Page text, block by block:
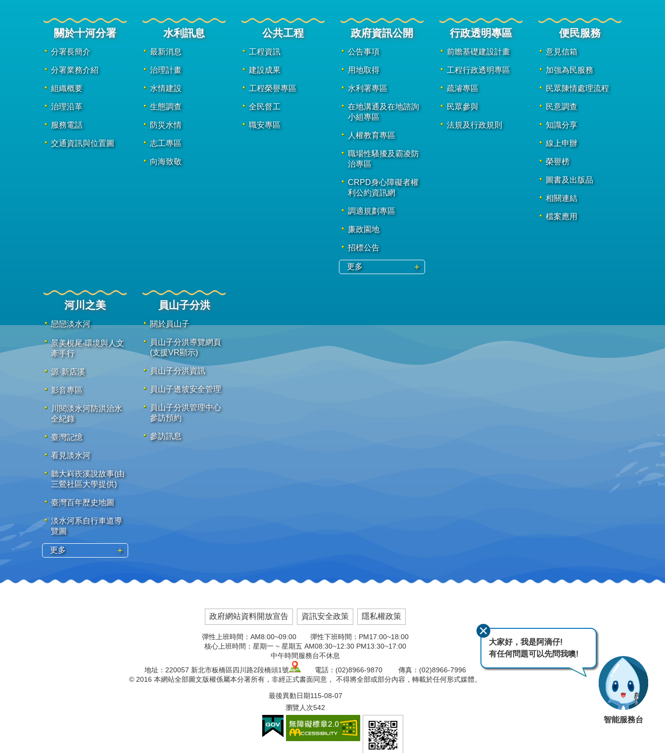
關於十河分署
分署長簡介
分署業務介紹
組織概要
治理沿革
服務電話
交通資訊與位置圖
水利訊息
最新消息
治理計畫
水情建設
生態調查
防災水情
志工專區
向海致敬
公共工程
工程資訊
建設成果
工程榮譽專區
全民督工
職安專區
政府資訊公開
公告事項
用地取得
水利署專區
在地溝通及在地諮詢
小組專區
人權教育專區
職場性騷擾及霸凌防
治專區
CRPD身心障礙者權
利公約資訊網
調適規劃專區
廉政園地
招標公告
更多
行政透明專區
前瞻基礎建設計畫
工程行政透明專區
疏濬專區
民眾參與
法規及行政規則
便民服務
意見信箱
加強為民服務
民眾陳情處理流程
民意調查
知識分享
線上申辦
榮譽榜
圖書及出版品
相關連結
檔案應用
河川之美
戀戀淡水河
景美梘尾‧環境與人文
牽手行
源·新店溪
影音專區
川閱淡水河防洪治水
全紀錄
臺灣記憶
看見淡水河
聽大嵙崁溪說故事(由
三鶯社區大學提供)
臺灣百年歷史地圖
淡水河系自行車道導
覽圖
更多
員山子分洪
關於員山子
員山子分洪導覽網頁
(支援VR顯示)
員山子分洪資訊
員山子邊坡安全管理
員山子分洪管理中心
參訪預約
參訪訊息
政府網站資料開放宣告 資訊安全政策 隱私權政策
彈性上班時間：AM8:00~09:00 彈性下班時間：PM17:00~18:00
核心上班時間：星期一 ~ 星期五 AM08:30~12:30 PM13:30~17:00
中午時間服務台不休息
地址：220057 新北市板橋區四川路2段橋頭1號
電話：(02)8966-9870 傳真：(02)8966-7996
© 2016 本網站全部圖文版權係屬本分署所有，非經正式書面同意， 不得將全部或部分內容，轉載於任何形式媒體。
最後異動日期115-08-07
瀏覽人次542
大家好，我是阿滴仔!
有任何問題可以先問我噢!
智能服務台